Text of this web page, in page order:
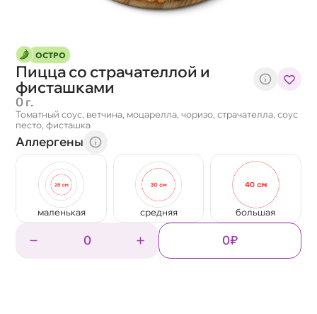
ОСТРО
Пицца со страчателлой и
фисташками
0 г.
Томатный соус, ветчина, моцарелла, чоризо, страчателла, соус
песто, фисташка
Аллергены
маленькая средняя большая
0 0₽